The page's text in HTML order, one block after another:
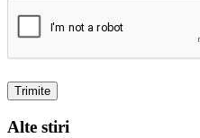
Alte stiri